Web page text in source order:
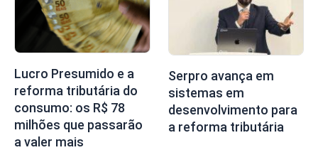
Lucro Presumido e a
reforma tributária do
consumo: os R$ 78
milhões que passarão
a valer mais
Serpro avança em
sistemas em
desenvolvimento para
a reforma tributária